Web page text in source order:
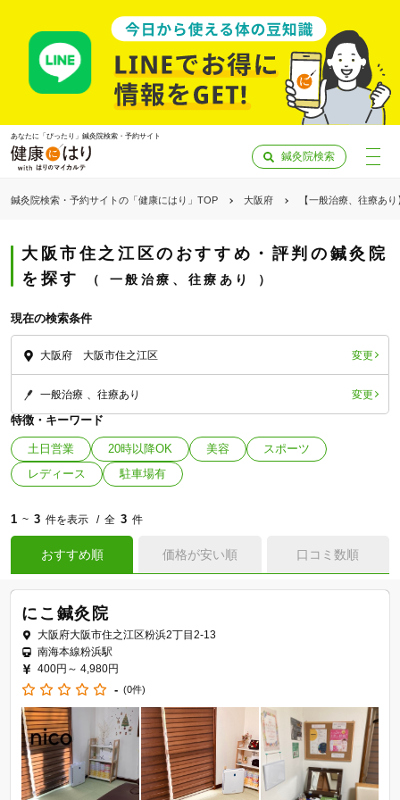
あなたに「ぴったり」鍼灸院検索・予約サイト
鍼灸院検索
鍼灸院検索・予約サイトの「健康にはり」TOP 大阪府 【一般治療、往療あ
大阪市住之江区のおすすめ・評判の鍼灸院
を探す
一般治療、往療あり
現在の検索条件
大阪府 大阪市住之江区 変更
一般治療 往療あり 変更
特徴・キーワード
土日営業 20時以降OK 美容
スポーツ
レディース
駐車場有
1 ~ 3 件を表示 全 3 件
おすすめ順 価格が安い順 口コミ数順
にこ鍼灸院
大阪府大阪市住之江区粉浜2丁目2-13
南海本線粉浜駅
400円～ 4,980円
- (0件)
「健康にはりを見た」